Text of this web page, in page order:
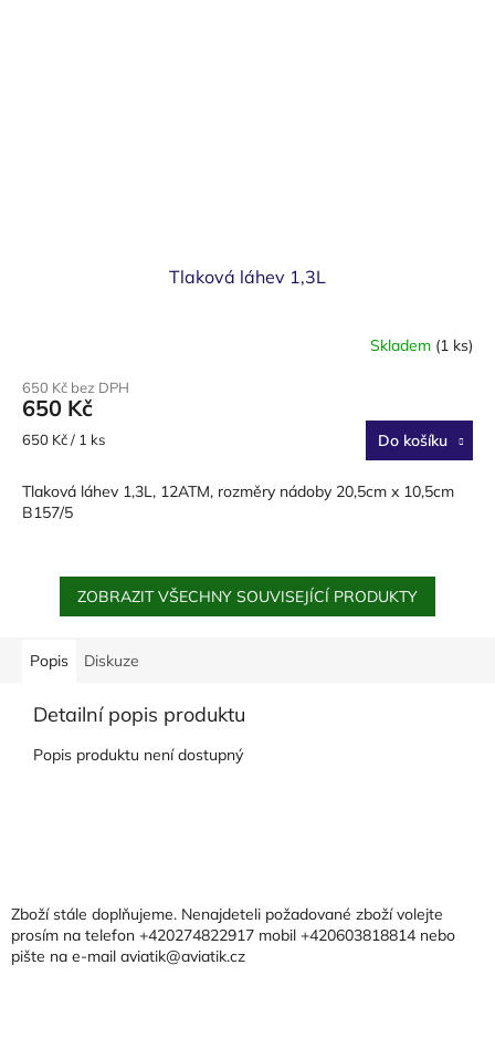
Tlaková láhev 1,3L
Skladem (1 ks)
650 Kč bez DPH
650 Kč
Měrná
650 Kč / 1 ks Do košíku
Tlaková láhev 1,3L, 12ATM, rozměry nádoby 20,5cm x 10,5cm
B157/5
ZOBRAZIT VŠECHNY SOUVISEJÍCÍ PRODUKTY
Popis Diskuze
Detailní popis produktu
Popis produktu není dostupný
aZboží stále doplňujeme. Nenajdeteli požadované zboží volejte
prosím na telefon +420274822917 mobil +420603818814 nebo
pište na e-mail aviatik@aviatik.cz